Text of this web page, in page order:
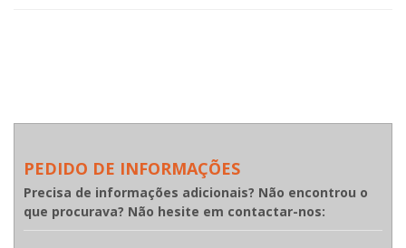
PEDIDO DE INFORMAÇÕES
Precisa de informações adicionais? Não encontrou o
que procurava? Não hesite em contactar-nos: